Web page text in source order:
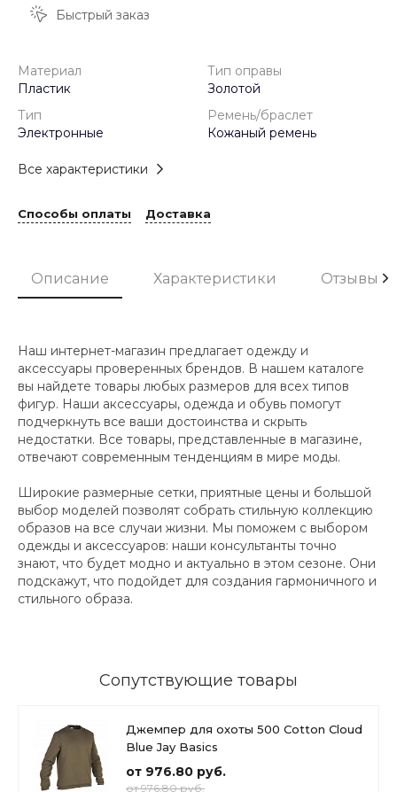
Быстрый заказ
Материал
Пластик
Тип оправы
Золотой
Тип
Электронные
Ремень/браслет
Кожаный ремень
Все характеристики
Способы оплаты Доставка
Описание Характеристики Отзывы
Наш интернет-магазин предлагает одежду и
аксессуары проверенных брендов. В нашем каталоге
вы найдете товары любых размеров для всех типов
фигур. Наши аксессуары, одежда и обувь помогут
подчеркнуть все ваши достоинства и скрыть
недостатки. Все товары, представленные в магазине,
отвечают современным тенденциям в мире моды.
Широкие размерные сетки, приятные цены и большой
выбор моделей позволят собрать стильную коллекцию
образов на все случаи жизни. Мы поможем с выбором
одежды и аксессуаров: наши консультанты точно
знают, что будет модно и актуально в этом сезоне. Они
подскажут, что подойдет для создания гармоничного и
стильного образа.
Сопутствующие товары
Джемпер для охоты 500 Cotton Cloud
Blue Jay Basics
от 976.80 руб.
от 976.80 руб.